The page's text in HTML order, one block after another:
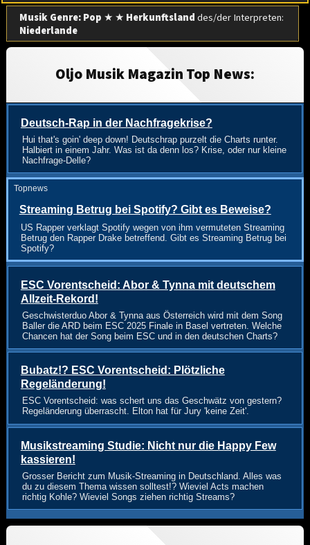
Musik Genre: Pop ★ ★ Herkunftslanddes/der Interpreten:
Niederlande
Oljo Musik Magazin Top News:
Deutsch-Rap in der Nachfragekrise?
Hui that's goin' deep down! Deutschrap purzelt die Charts runter.
Halbiert in einem Jahr. Was ist da denn los? Krise, oder nur kleine
Nachfrage-Delle?
Topnews
Streaming Betrug bei Spotify? Gibt es Beweise?
US Rapper verklagt Spotify wegen von ihm vermuteten Streaming
Betrug den Rapper Drake betreffend. Gibt es Streaming Betrug bei
Spotify?
ESC Vorentscheid: Abor & Tynna mit deutschem
Allzeit-Rekord!
Geschwisterduo Abor & Tynna aus Österreich wird mit dem Song
Baller die ARD beim ESC 2025 Finale in Basel vertreten. Welche
Chancen hat der Song beim ESC und in den deutschen Charts?
Bubatz!? ESC Vorentscheid: Plötzliche
Regeländerung!
ESC Vorentscheid: was schert uns das Geschwätz von gestern?
Regeländerung überrascht. Elton hat für Jury 'keine Zeit'.
Musikstreaming Studie: Nicht nur die Happy Few
kassieren!
Grosser Bericht zum Musik-Streaming in Deutschland. Alles was
du zu diesem Thema wissen solltest!? Wieviel Acts machen
richtig Kohle? Wieviel Songs ziehen richtig Streams?